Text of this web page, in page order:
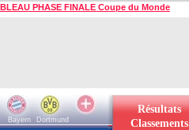
PHASE FINALE Coupe du Monde
Bayern
Dortmund
Résultats
Classements